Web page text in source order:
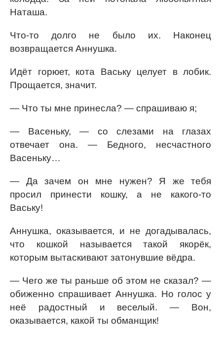
Наташа.
Что-то долго не было их. Наконец
возвращается Аннушка.
Идёт горюет, кота Ваську целует в лобик.
Прощается, значит.
— Что ты мне принесла? — спрашиваю я;
— Васеньку, — со слезами на глазах
отвечает она. — Бедного, несчастного
Васеньку…
— Да зачем он мне нужен? Я же тебя
просил принести кошку, а не какого-то
Ваську!
Аннушка, оказывается, и не догадывалась,
что кошкой называется такой якорёк,
которым вытаскивают затонувшие вёдра.
— Чего же ты раньше об этом не сказал? —
обиженно спрашивает Аннушка. Но голос у
неё радостный и веселый. — Вон,
оказывается, какой ты обманщик!